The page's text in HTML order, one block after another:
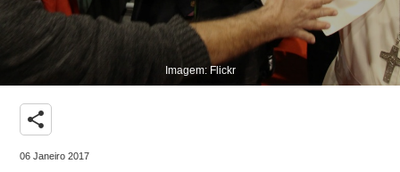
Imagem: Flickr
share
06 Janeiro 2017